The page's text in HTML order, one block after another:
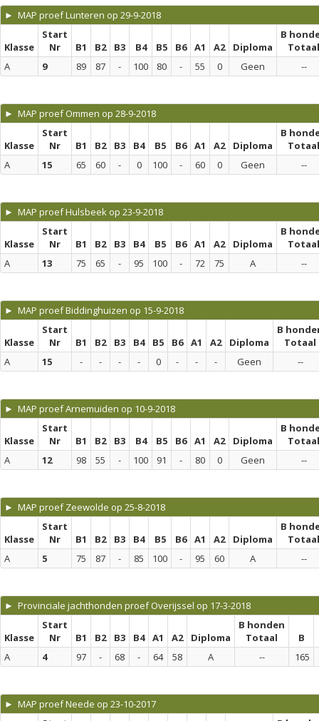
► MAP proef Lunteren op 29-9-2018
Klasse
Start
Nr
B1 B2 B3 B4 B5 B6 A1 A2 Diploma
B
Totaal
A
9 89 87 - 100 80 - 55 0 Geen --
► MAP proef Ommen op 28-9-2018
Klasse
Start
Nr
B1 B2 B3 B4 B5 B6 A1 A2 Diploma
B
Totaal
A
15 65 60 - 0 100 - 60 0 Geen --
► MAP proef Hulsbeek op 23-9-2018
Klasse
Start
Nr
B1 B2 B3 B4 B5 B6 A1 A2 Diploma
B
Totaal
A
13 75 65 - 95 100 - 72 75 A --
► MAP proef Biddinghuizen op 15-9-2018
Klasse
Start
Nr
B1 B2 B3 B4 B5 B6 A1 A2 Diploma
B
Totaal
A
15 - - - - 0 - - - Geen --
► MAP proef Arnemuiden op 10-9-2018
Klasse
Start
Nr
B1 B2 B3 B4 B5 B6 A1 A2 Diploma
B
Totaal
A
12 98 55 - 100 91 - 80 0 Geen --
► MAP proef Zeewolde op 25-8-2018
Klasse
Start
Nr
B1 B2 B3 B4 B5 B6 A1 A2 Diploma
B
Totaal
A
5 75 87 - 85 100 - 95 60 A --
► Provinciale jachthonden proef Overijssel op 17-3-2018
Klasse
Start
Nr
B1 B2 B3 B4 A1 A2 Diploma
B honden
Totaal
B
A
4 97 - 68 - 64 58 A -- 165
► MAP proef Neede op 23-10-2017